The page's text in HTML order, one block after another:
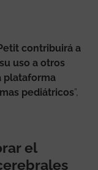
contribuirá a
uso a otros
plataforma
pediátricos”,
el